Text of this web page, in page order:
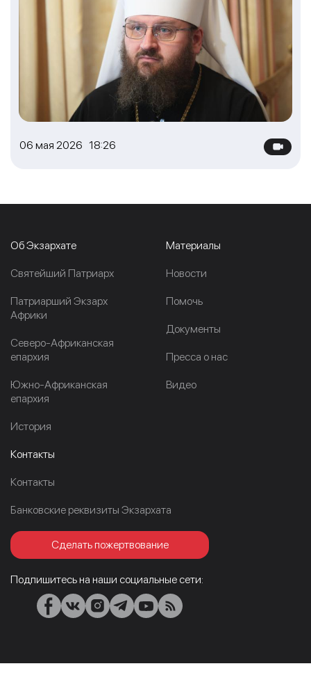
06 мая 2026 18:26
Об Экзархате
Cвятейший Патриарх
Патриарший Экзарх
Африки
Северо-Африканская
епархия
Южно-Африканская
епархия
История
Материалы
Новости
Помочь
Документы
Пресса о нас
Видео
Контакты
Контакты
Банковские реквизиты Экзархата
Сделать пожертвование
Подпишитесь на наши социальные сети: